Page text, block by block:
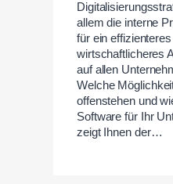
allem die interne
für ein
wirtschaftlicheres
auf allen
Welche
offenstehen und
Software für Ihr
zeigt Ihnen der…